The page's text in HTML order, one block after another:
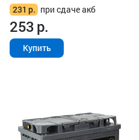
231 р. при сдаче акб
253р.
Купить